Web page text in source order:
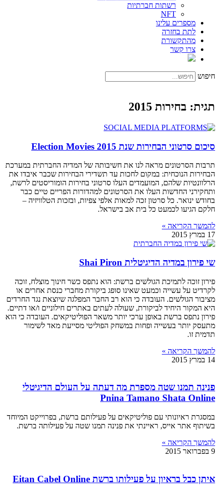
רשתות חברתיות
NFT
מספרים עלינו
לתת בחזרה
מהתקשורת
צרו קשר
חיפוש
תגית: בחירות 2015
סיכום סרטוני הבחירות שנת 2015 Election Movies
תרבות הסרטונים מראה לנו את חשיבותה של המדיה החברתית במערכת
הבחירות הנוכחית: במקום לחכות עד תשדירי הבחירות שכבר איבדו את
הרלוונטיות שלהם, המועמדים העלו סרטוני בחירות הומוריסטים לרשת,
ותחקירני החדשות העלו את הסרטונים למהדורות הפריים טיים כבר
בחודש ינואר. כל סרטון זכה למאות אלפי צפיות, ובזכות הטלוויזיה –
חלקם הגיעו לכמעט כל בית אב בישראל.
להמשך הקריאה »
17 במרץ 2015
שי פירון במדיה הדיגיטלית Shai Piron
פירון זוכה לתמיכת הגולשים ברשת: הוא נתפס כשר חינוך מוצלח, זוכה
לקרדיט על עשייה וכמעט שאינו סופג ביקורת מחברי כנסת אחרים או
מציבור הגולשים. העובדה כי הוא רב החבר המפלגה שיוצאת נגד החרדים
היא המקור היחיד לביקורת, שעולה לעתים באתרים חילוניים ו/או דתיים.
פירון נתפס ברשת באופן ערכי יותר משאר הפוליטיקאים. העובדה כי הוא
מתעסק יותר בעשייה ופחות במשחק הפוליטי מסייעת מאד לשימור
תדמית זו.
להמשך הקריאה »
14 במרץ 2015
פנינה תמנו שטה מספרת מה דעתה על העולם הדיגיטלי
Pnina Tamano Shata Online
במסגרת ראיונותי עם פוליטיקאים על פעילותם ברשת, בפרוייקט המיוחד
בשיתוף אתר אייס, ראיינתי את פנינה תמנו שטה על פעילותה ברשת.
להמשך הקריאה »
9 בפברואר 2015
איתן כבל בראיון על פעילותו ברשת Eitan Cabel Online